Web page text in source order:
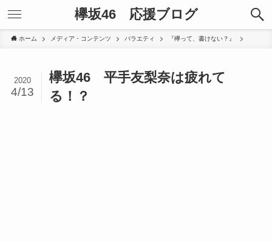
欅坂46 応援ブログ
ホーム メディア・コンテンツ バラエティ 『欅って、書けない？』
欅坂46 平手友梨奈は疲れて
る！？
2020
4/13